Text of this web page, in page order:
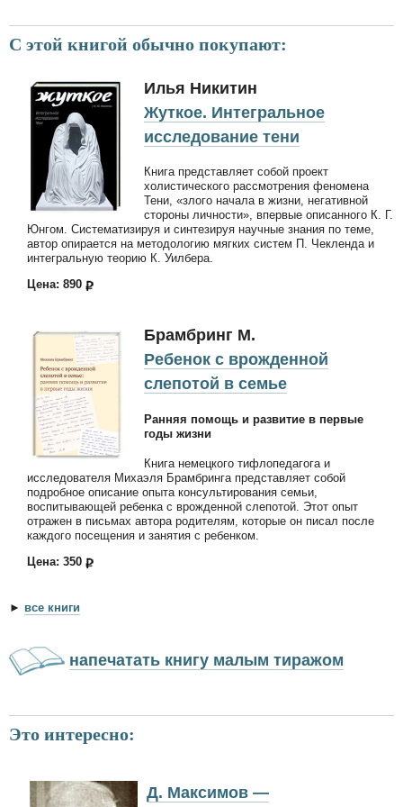
С этой книгой обычно покупают:
Илья Никитин
Жуткое. Интегральное
исследование тени
Книга представляет собой проект
холистического рассмотрения феномена
Тени, «злого начала в жизни, негативной
стороны личности», впервые описанного К. Г.
Юнгом. Систематизируя и синтезируя научные знания по теме,
автор опирается на методологию мягких систем П. Чекленда и
интегральную теорию К. Уилбера.
Цена: 890
Брамбринг М.
Ребенок с врожденной
слепотой в семье
Ранняя помощь и развитие в первые
годы жизни
Книга немецкого тифлопедагога и
исследователя Михаэля Брамбринга представляет собой
подробное описание опыта консультирования семьи,
воспитывающей ребенка с врожденной слепотой. Этот опыт
отражен в письмах автора родителям, которые он писал после
каждого посещения и занятия с ребенком.
Цена: 350
► все книги
напечатать книгу малым тиражом
Это интересно:
Д. Максимов —